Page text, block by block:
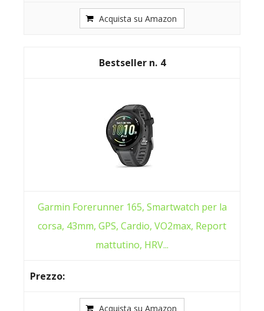
Acquista su Amazon
4
Garmin Forerunner 165, Smartwatch per la
corsa, 43mm, GPS, Cardio, VO2max, Report
mattutino, HRV...
Acquista su Amazon